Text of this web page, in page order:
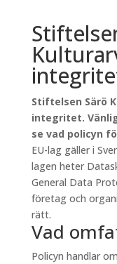
Stiftelsen Särö
integritet.
se vad policyn
EU-lag gäller i
lagen heter
General Data
företag och
rätt.
Vad
Policyn handlar